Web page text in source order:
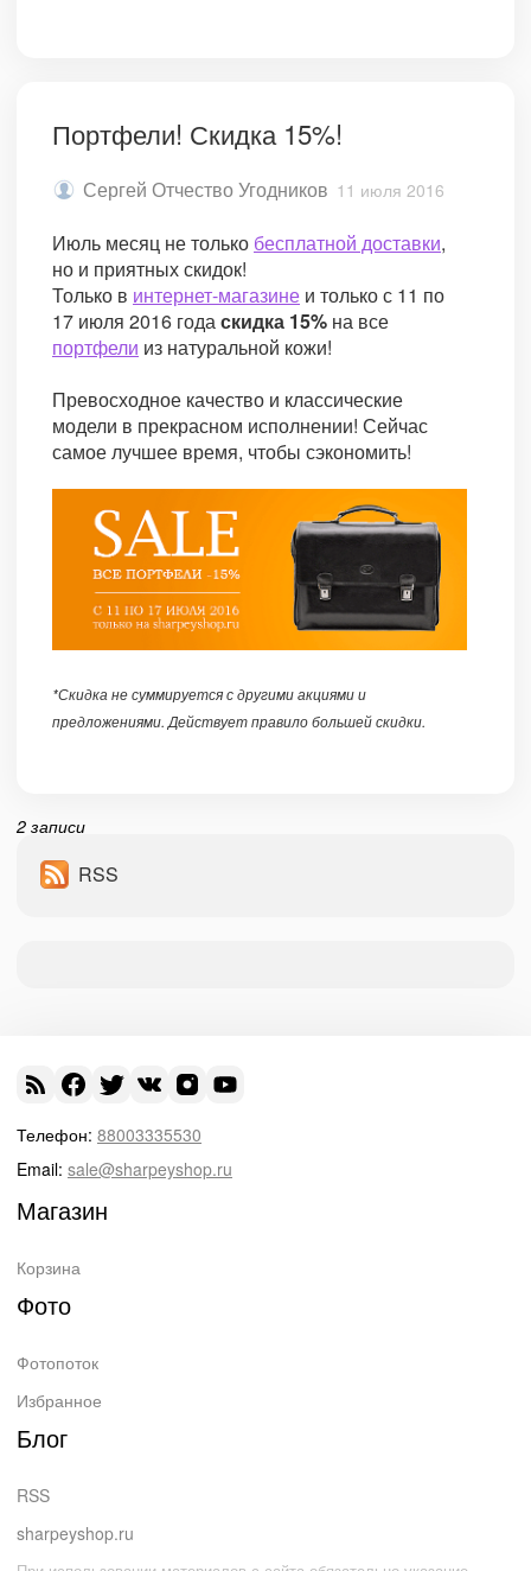
Портфели! Скидка 15%!
Сергей Отчество Угодников 11 июля 2016
Июль месяц не только бесплатной доставки,
но и приятных скидок!
Только в интернет-магазине и только с 11 по
17 июля 2016 годаскидка 15% на все
портфели из натуральной кожи!
Превосходное качество и классические
модели в прекрасном исполнении! Сейчас
самое лучшее время, чтобы сэкономить!
*Скидка не суммируется с другими акциями и
предложениями. Действует правило большей скидки.
2 записи
RSS
Телефон: 88003335530
Email: sale@sharpeyshop.ru
Магазин
Корзина
Фото
Фотопоток
Избранное
Блог
RSS
sharpeyshop.ru